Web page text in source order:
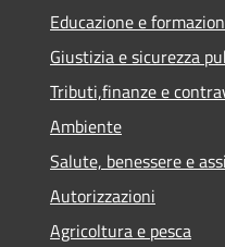
Educazione e
Giustizia e sicurezza
Tributi,finanze e
Ambiente
Salute, benessere e
Autorizzazioni
Agricoltura e pesca